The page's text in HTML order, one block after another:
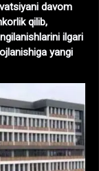
davom
qilib,
ilgari
yangi